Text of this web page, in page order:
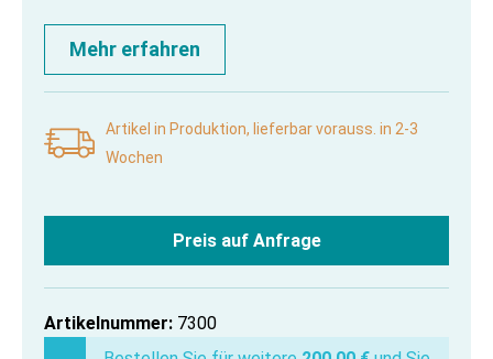
Mehr erfahren
Artikel in Produktion, lieferbar vorauss. in 2-3
Wochen
Preis auf Anfrage
Artikelnummer: 7300